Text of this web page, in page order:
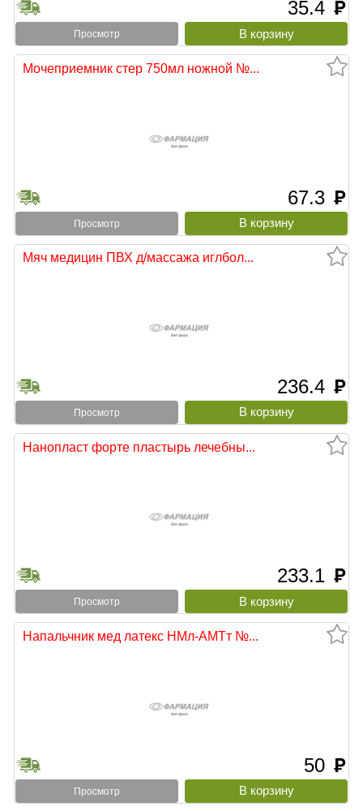
35.4 руб
Просмотр
Мочеприемник стер 750мл ножной №...
67.3 руб
Просмотр
Мяч медицин ПВХ д/массажа иглбол...
236.4 руб
Просмотр
Нанопласт форте пластырь лечебны...
233.1 руб
Просмотр
Напальчник мед латекс НМл-АМТт №...
50 руб
Просмотр